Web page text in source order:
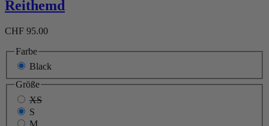
Reithemd
CHF 95.00
Farbe
Black
Größe
XS
S
M